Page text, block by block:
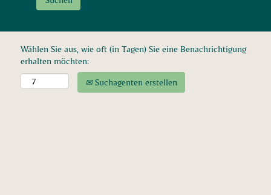
Wählen Sie aus, wie oft (in Tagen) Sie eine Benachrichtigung
erhalten möchten:
Suchagenten erstellen